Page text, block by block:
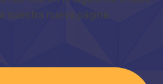
nuestra nueva página.